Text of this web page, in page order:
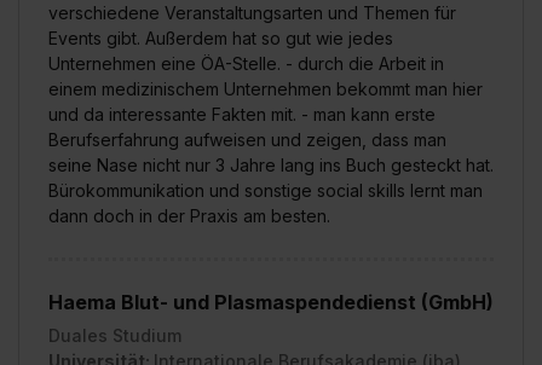
verschiedene Veranstaltungsarten und Themen für
Events gibt. Außerdem hat so gut wie jedes
Unternehmen eine ÖA-Stelle. - durch die Arbeit in
einem medizinischem Unternehmen bekommt man hier
und da interessante Fakten mit. - man kann erste
Berufserfahrung aufweisen und zeigen, dass man
seine Nase nicht nur 3 Jahre lang ins Buch gesteckt hat.
Bürokommunikation und sonstige social skills lernt man
dann doch in der Praxis am besten.
Haema Blut- und Plasmaspendedienst (GmbH)
Duales Studium
Universität: Internationale Berufsakademie (iba)